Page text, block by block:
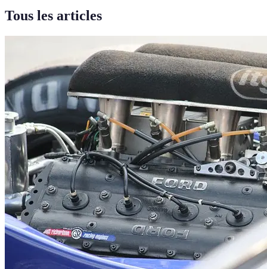
Tous les articles